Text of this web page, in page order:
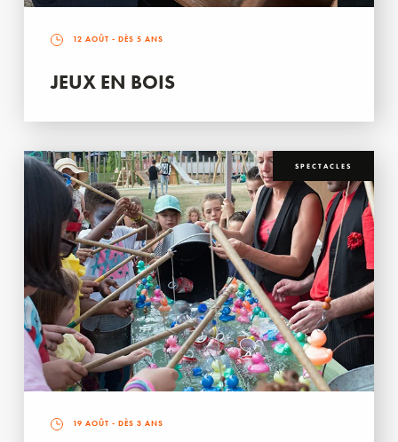
12 AOÛT - DÈS 5 ANS
JEUX EN BOIS
SPECTACLES
19 AOÛT - DÈS 3 ANS